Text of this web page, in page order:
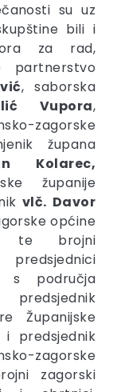
su uz
bili i
za rad,
partnerstvo
, saborska
Vupora,
zagorske
župana
Kolarec,
županije
vlč. Davor
općine
te brojni
s područja
predsjednik
Županijske
i predsjednik
zagorske
zagorski